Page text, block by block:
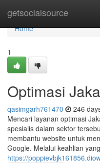
getsocialsource
Home
Home
1
Optimasi
qasimgarh761470 246
Mencari layanan optimasi
spesialis dalam sektor
membantu website untuk
Google. Melalui keahlian
https://